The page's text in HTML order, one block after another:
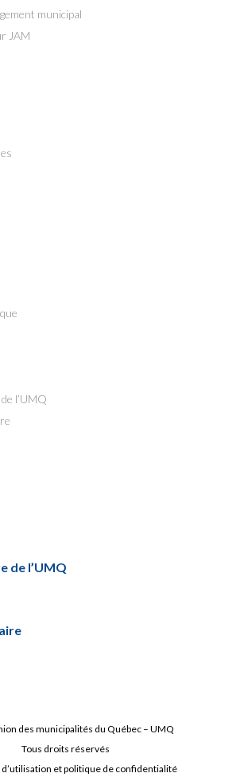
municipal
JAM
l’UMQ
de l’UMQ
des municipalités du Québec – UMQ
Tous droits réservés
et politique de confidentialité